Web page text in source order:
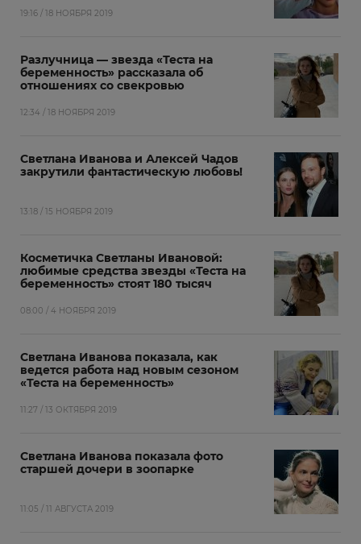
19:16 / 18 НОЯБРЯ 2019
Разлучница — звезда «Теста на
беременность» рассказала об
отношениях со свекровью
12:34 / 18 НОЯБРЯ 2019
Светлана Иванова и Алексей Чадов
закрутили фантастическую любовь!
13:18 / 15 НОЯБРЯ 2019
Косметичка Светланы Ивановой:
любимые средства звезды «Теста на
беременность» стоят 180 тысяч
08:00 / 4 НОЯБРЯ 2019
Светлана Иванова показала, как
ведется работа над новым сезоном
«Теста на беременность»
11:27 / 13 ОКТЯБРЯ 2019
Светлана Иванова показала фото
старшей дочери в зоопарке
11:05 / 11 АВГУСТА 2019